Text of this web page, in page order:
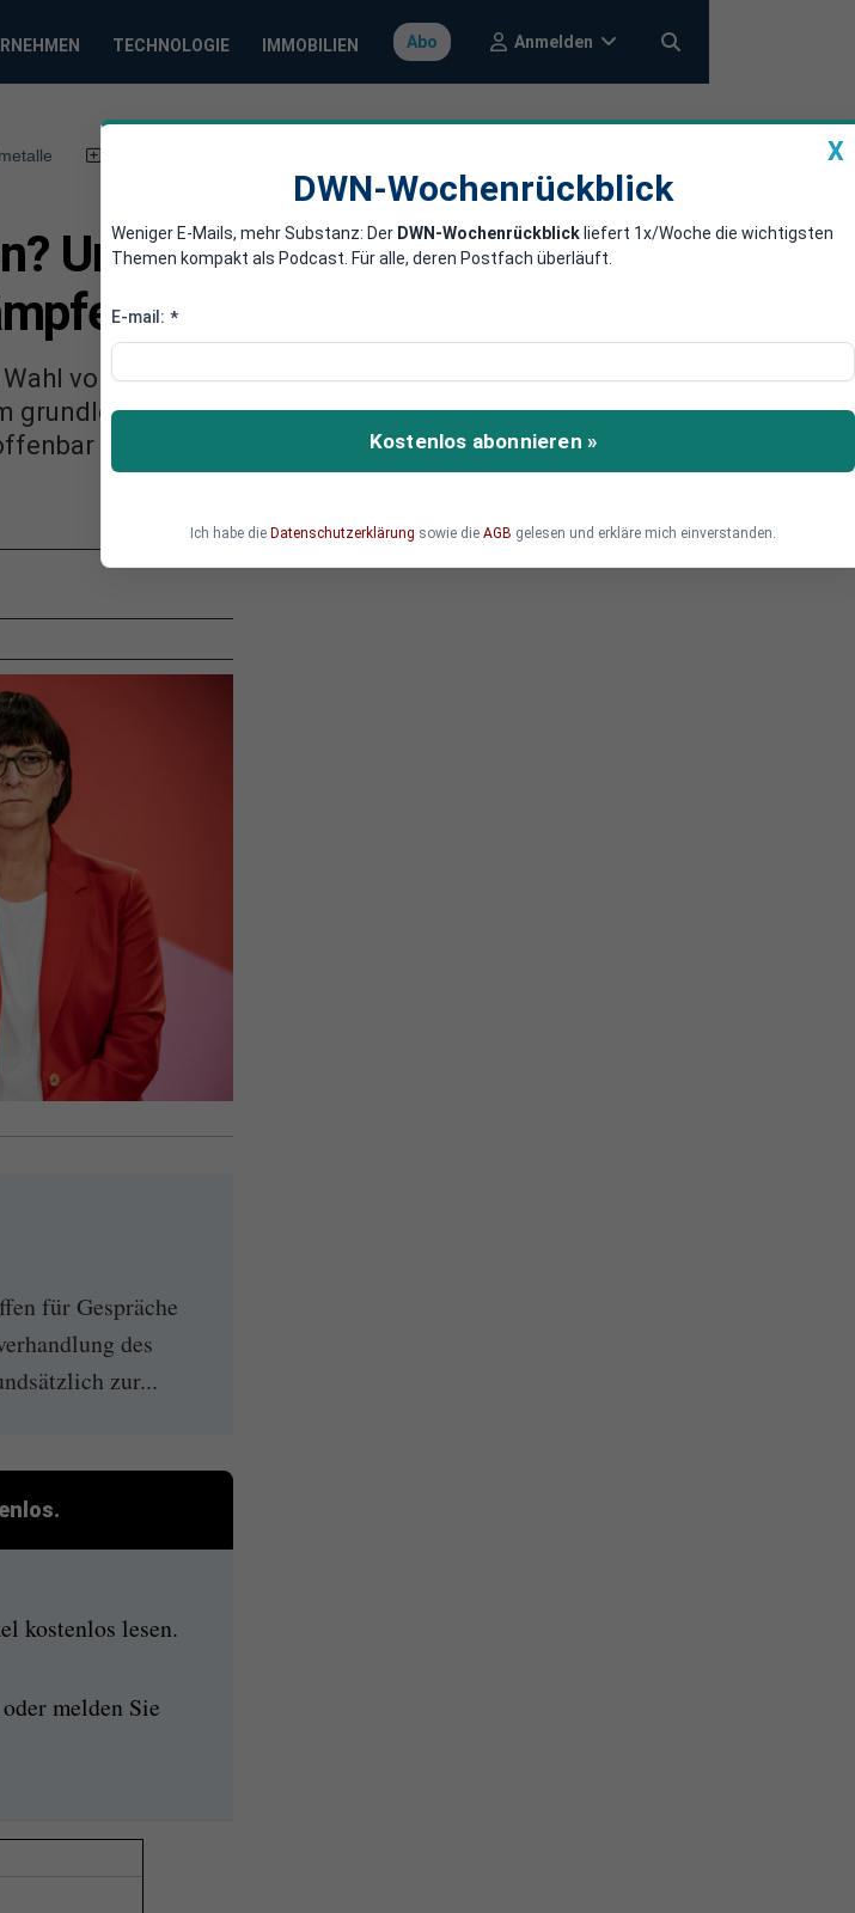
TECHNOLOGIE IMMOBILIEN Abo Anmelden
Unionsparteien
in der SPD
von Norbert Walter-Borjans und Saskia Esken
grundlegenden Richtungskampf. Die Union
zu kleineren Änderungen des
für Gespräche
des
zur...
kostenlos lesen.
melden Sie
X
DWN-Wochenrückblick
Weniger E-Mails, mehr Substanz: Der DWN-Wochenrückblick liefert 1x/Woche die wichtigsten
Themen kompakt als Podcast. Für alle, deren Postfach überläuft.
E-mail: *
Kostenlos abonnieren »
Ich habe die Datenschutzerklärung sowie die AGB gelesen und erkläre mich einverstanden.